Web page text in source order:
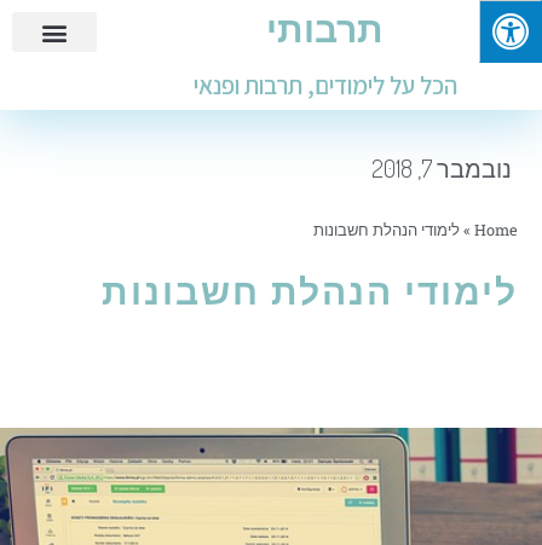
תרבותי
הכל על לימודים, תרבות ופנאי
נובמבר 7, 2018
Home
»לימודי הנהלת חשבונות
לימודי הנהלת חשבונות